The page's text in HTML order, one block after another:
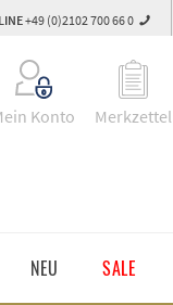
+49 (0)2102 700 66 0
Konto Merkzettel
NEU SALE